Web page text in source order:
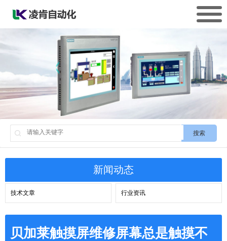
搜索
新闻动态
技术文章 行业资讯
贝加莱触摸屏维修屏幕总是触摸不